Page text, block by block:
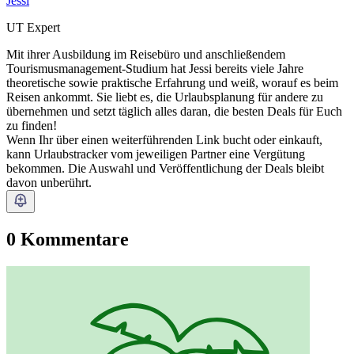
UT Expert
Mit ihrer Ausbildung im Reisebüro und anschließendem
Tourismusmanagement-Studium hat Jessi bereits viele Jahre
theoretische sowie praktische Erfahrung und weiß, worauf es beim
Reisen ankommt. Sie liebt es, die Urlaubsplanung für andere zu
übernehmen und setzt täglich alles daran, die besten Deals für Euch
zu finden!
Wenn Ihr über einen weiterführenden Link bucht oder einkauft,
kann Urlaubstracker vom jeweiligen Partner eine Vergütung
bekommen. Die Auswahl und Veröffentlichung der Deals bleibt
davon unberührt.
0 Kommentare